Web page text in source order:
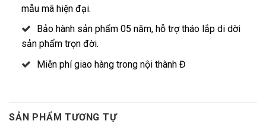
mẫu mã hiện đại.
Bảo hành sản phẩm 05 năm, hỗ trợ tháo lắp di dời
sản phẩm trọn đời.
Miễn phí giao hàng trong nội thành Đ
SẢN PHẨM TƯƠNG TỰ